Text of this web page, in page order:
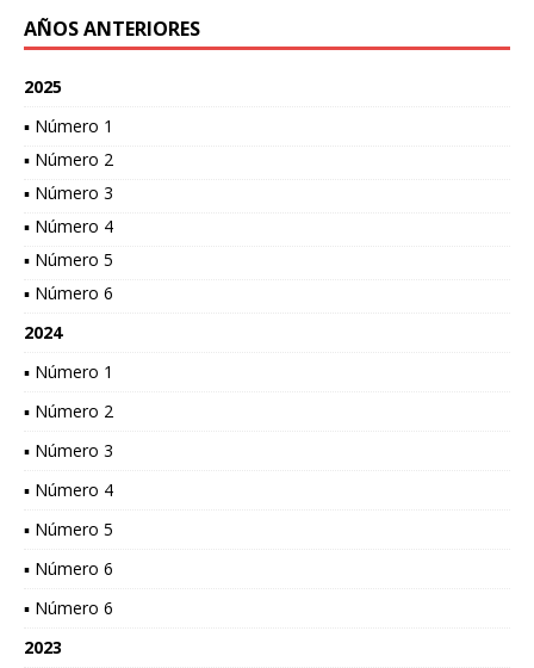
AÑOS ANTERIORES
2025
▪ Número 1
▪ Número 2
▪ Número 3
▪ Número 4
▪ Número 5
▪ Número 6
2024
▪ Número 1
▪ Número 2
▪ Número 3
▪ Número 4
▪ Número 5
▪ Número 6
▪ Número 6
2023